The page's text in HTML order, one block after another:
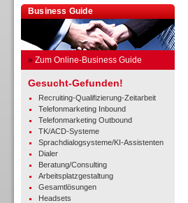
Business Guide
» Zum Online-Business Guide
Gesucht-Gefunden!
Recruiting-Qualifizierung-Zeitarbeit
Telefonmarketing Inbound
Telefonmarketing Outbound
TK/ACD-Systeme
Sprachdialogsysteme/KI-Assistenten
Dialer
Beratung/Consulting
Arbeitsplatzgestaltung
Gesamtlösungen
Headsets